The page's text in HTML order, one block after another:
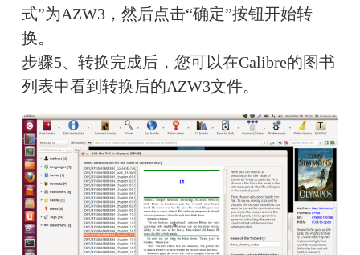
式”为AZW3，然后点击“确定”按钮开始转
换。
步骤5、转换完成后，您可以在Calibre的图书
列表中看到转换后的AZW3文件。